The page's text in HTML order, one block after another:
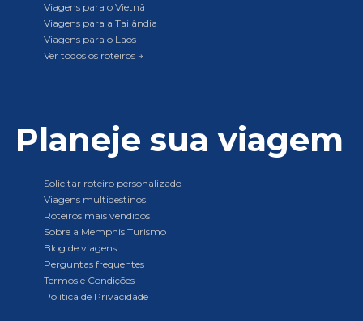
Viagens para o Vietnã
Viagens para a Tailândia
Viagens para o Laos
Ver todos os roteiros →
Planeje sua viagem
Solicitar roteiro personalizado
Viagens multidestinos
Roteiros mais vendidos
Sobre a Memphis Turismo
Blog de viagens
Perguntas frequentes
Termos e Condições
Política de Privacidade